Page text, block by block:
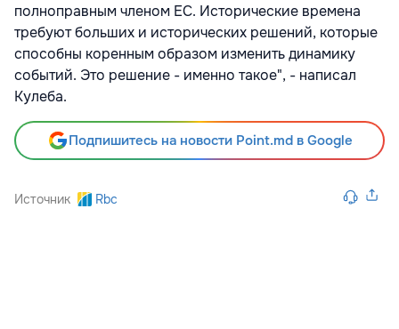
полноправным членом ЕС. Исторические времена
требуют больших и исторических решений, которые
способны коренным образом изменить динамику
событий. Это решение - именно такое", - написал
Кулеба.
Подпишитесь на новости Point.md в Google
Источник Rbc